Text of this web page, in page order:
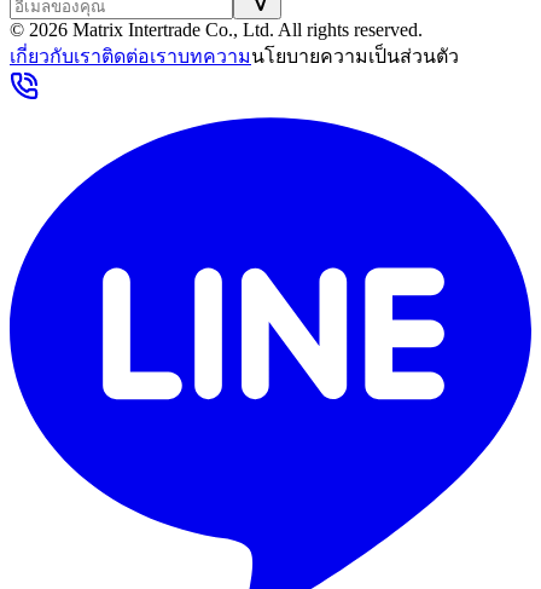
© 2026 Matrix Intertrade Co., Ltd. All rights reserved.
เกี่ยวกับเราติดต่อเราบทความนโยบายความเป็นส่วนตัว